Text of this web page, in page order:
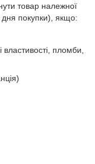
товар належної
покупки), якщо:
пломби,